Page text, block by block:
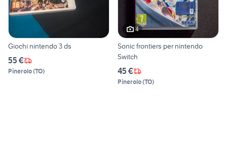
Giochi nintendo 3 ds
55 €
Pinerolo(TO)
4
Sonic frontiers per nintendo
Switch
45 €
Pinerolo(TO)